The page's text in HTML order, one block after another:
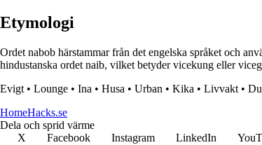
Etymologi
Ordet nabob härstammar från det engelska språket och
hindustanska ordet naib, vilket betyder vicekung eller
Evigt • Lounge • Ina • Husa • Urban • Kika • Livvakt •
HomeHacks.se
Dela och sprid värme
X
Facebook Instagram LinkedIn